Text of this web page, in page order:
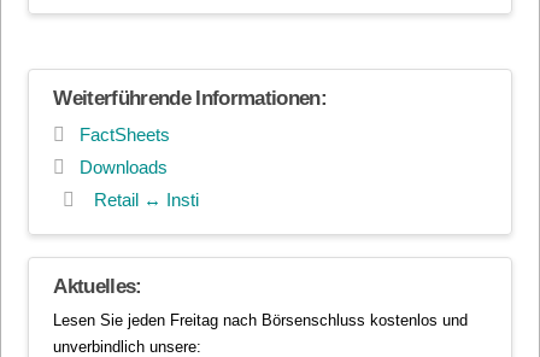
Weiterführende Informationen:
FactSheets
Downloads
Retail ↔ Insti
Aktuelles:
Lesen Sie jeden Freitag nach Börsenschluss kostenlos und
unverbindlich unsere: